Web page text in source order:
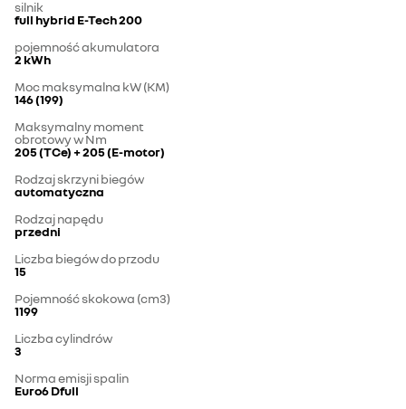
silnik
full hybrid E-Tech 200
pojemność akumulatora
2 kWh
Moc maksymalna kW (KM)
146 (199)
Maksymalny moment
obrotowy w Nm
205 (TCe) + 205 (E-motor)
Rodzaj skrzyni biegów
automatyczna
Rodzaj napędu
przedni
Liczba biegów do przodu
15
Pojemność skokowa (cm3)
1199
Liczba cylindrów
3
Norma emisji spalin
Euro6 Dfull